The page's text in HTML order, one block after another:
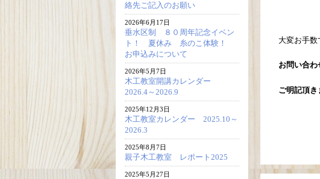
大変お手数
お問い合
ご明記頂
絡先ご記入のお願い
2026年6月17日
垂水区制 ８０周年記念イベン
ト！ 夏休み 糸のこ体験！
お申込みについて
2026年5月7日
木工教室開講カレンダー
2026.4～2026.9
2025年12月3日
木工教室カレンダー 2025.10～
2026.3
2025年8月7日
親子木工教室 レポート2025
2025年5月27日